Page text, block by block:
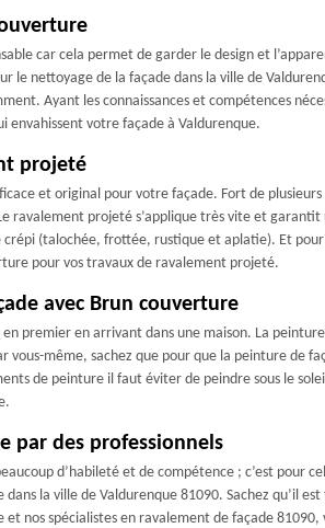
car cela permet de garder le design et
le nettoyage de la façade dans la ville de
Ayant les connaissances et compétences
envahissent votre façade à Valdurenque.
projeté
et original pour votre façade. Fort de
ravalement projeté s’applique très vite et
(talochée, frottée, rustique et aplatie). Et
pour vos travaux de ravalement projeté.
avec Brun couverture
premier en arrivant dans une maison. La
vous-même, sachez que pour que la peinture de
de peinture il faut éviter de peindre sous le
par des professionnels
d’habileté et de compétence ; c’est pour
la ville de Valdurenque 81090. Sachez qu’il
nos spécialistes en ravalement de façade